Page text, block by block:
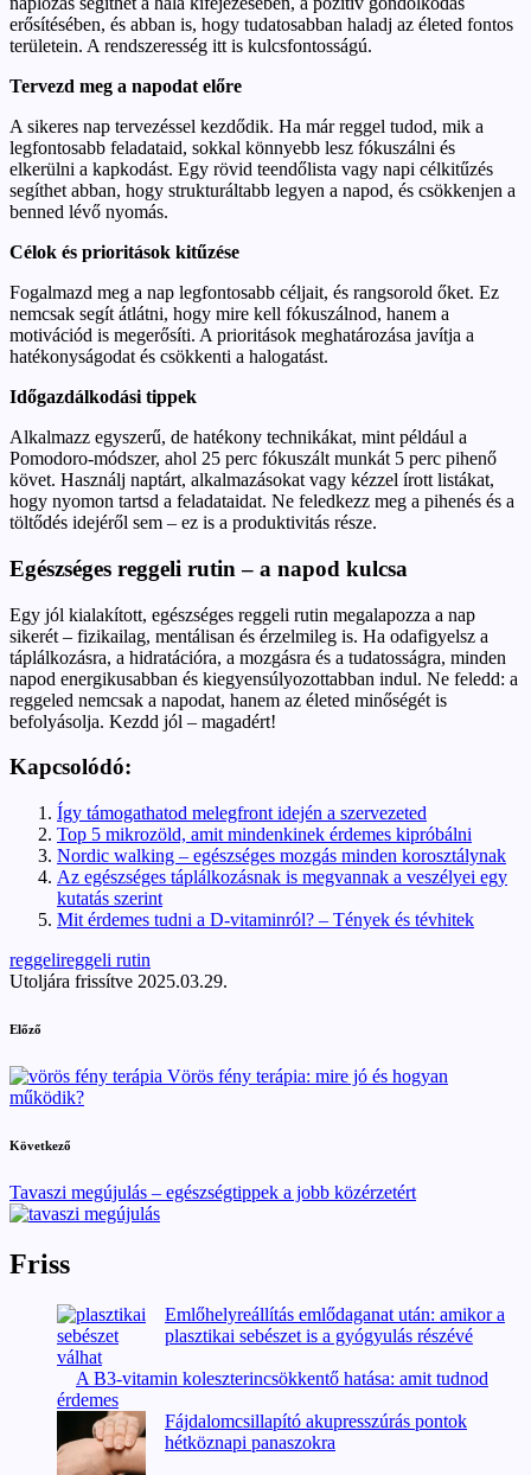
erősítésében, és abban is, hogy tudatosabban haladj az életed fontos
területein. A rendszeresség itt is kulcsfontosságú.
Tervezd meg a napodat előre
A sikeres nap tervezéssel kezdődik. Ha már reggel tudod, mik a
legfontosabb feladataid, sokkal könnyebb lesz fókuszálni és
elkerülni a kapkodást. Egy rövid teendőlista vagy napi célkitűzés
segíthet abban, hogy strukturáltabb legyen a napod, és csökkenjen a
benned lévő nyomás.
Célok és prioritások kitűzése
Fogalmazd meg a nap legfontosabb céljait, és rangsorold őket. Ez
nemcsak segít átlátni, hogy mire kell fókuszálnod, hanem a
motivációd is megerősíti. A prioritások meghatározása javítja a
hatékonyságodat és csökkenti a halogatást.
Időgazdálkodási tippek
Alkalmazz egyszerű, de hatékony technikákat, mint például a
Pomodoro-módszer, ahol 25 perc fókuszált munkát 5 perc pihenő
követ. Használj naptárt, alkalmazásokat vagy kézzel írott listákat,
hogy nyomon tartsd a feladataidat. Ne feledkezz meg a pihenés és a
töltődés idejéről sem – ez is a produktivitás része.
Egészséges reggeli rutin – a napod kulcsa
Egy jól kialakított, egészséges reggeli rutin megalapozza a nap
sikerét – fizikailag, mentálisan és érzelmileg is. Ha odafigyelsz a
táplálkozásra, a hidratációra, a mozgásra és a tudatosságra, minden
napod energikusabban és kiegyensúlyozottabban indul. Ne feledd: a
reggeled nemcsak a napodat, hanem az életed minőségét is
befolyásolja. Kezdd jól – magadért!
Kapcsolódó:
Így támogathatod melegfront idején a szervezeted
Top 5 mikrozöld, amit mindenkinek érdemes kipróbálni
Nordic walking – egészséges mozgás minden korosztálynak
Az egészséges táplálkozásnak is megvannak a veszélyei egy
kutatás szerint
Mit érdemes tudni a D-vitaminról? – Tények és tévhitek
Tags:
reggelireggeli rutin
Utoljára frissítve 2025.03.29.
Post
navigation
Előző
Vörös fény terápia: mire jó és hogyan
működik?
Következő
Tavaszi megújulás – egészségtippek a jobb közérzetért
Friss
Emlőhelyreállítás emlődaganat után: amikor a
plasztikai sebészet is a gyógyulás részévé
válhat
A B3-vitamin koleszterincsökkentő hatása: amit tudnod
érdemes
Fájdalomcsillapító akupresszúrás pontok
hétköznapi panaszokra